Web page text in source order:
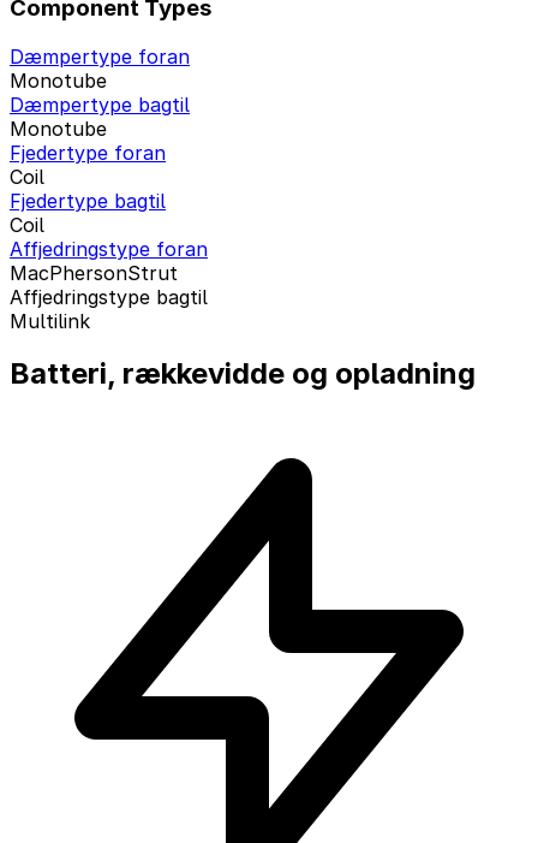
Component Types
Dæmpertype foran
Monotube
Dæmpertype bagtil
Monotube
Fjedertype foran
Coil
Fjedertype bagtil
Coil
Affjedringstype foran
MacPhersonStrut
Affjedringstype bagtil
Multilink
Batteri, rækkevidde og opladning